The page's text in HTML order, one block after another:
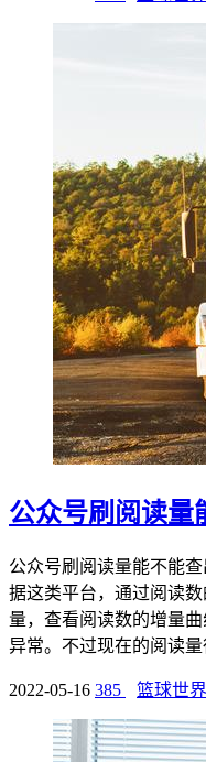
公众号刷阅读量
公众号刷阅读量能不能
据这类平台，通过阅读
量，查看阅读数的增量
异常。不过现在的阅读
2022-05-16 385 篮球世